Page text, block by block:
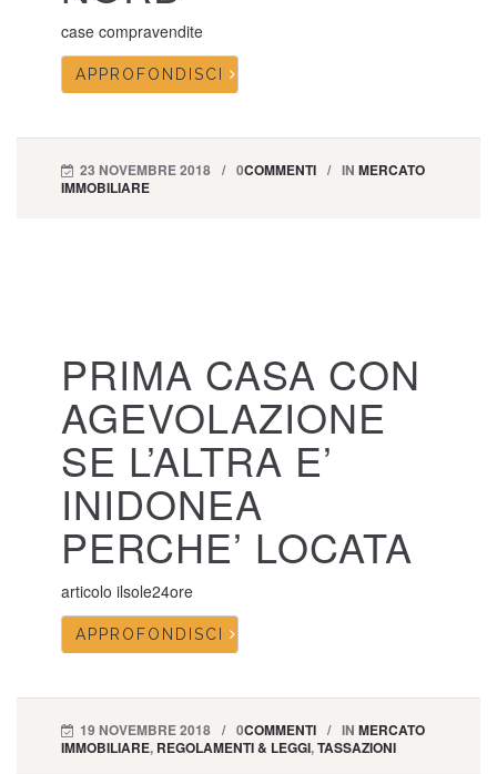
case compravendite
APPROFONDISCI
23 NOVEMBRE 2018 0COMMENTI IN MERCATO
IMMOBILIARE
PRIMA CASA CON
AGEVOLAZIONE
SE L’ALTRA E’
INIDONEA
PERCHE’ LOCATA
articolo ilsole24ore
APPROFONDISCI
19 NOVEMBRE 2018 0COMMENTI IN MERCATO
IMMOBILIARE, REGOLAMENTI & LEGGI,TASSAZIONI